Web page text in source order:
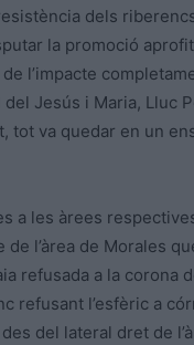
dels
la promoció
l’impacte
Jesús i Maria, Lluc
tot va quedar en un
a les àrees
l’àrea de Morales
refusada a la corona
refusant l’esfèric a
del lateral dret de